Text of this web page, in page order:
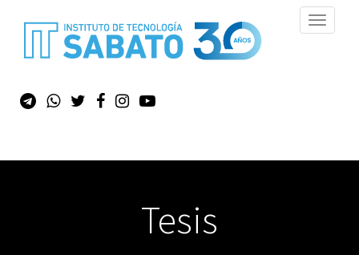
Toggle
Tesis